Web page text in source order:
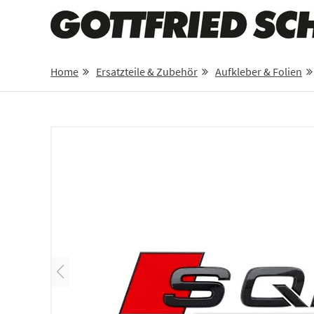
Home Ersatzteile & Zubehör Aufkleber & Folien